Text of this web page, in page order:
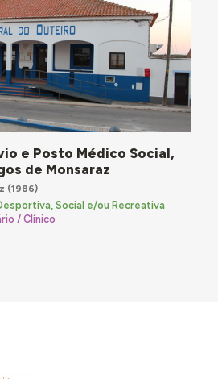
e Posto Médico Social,
de Monsaraz
(1986)
Social e/ou Recreativa
/ Clínico